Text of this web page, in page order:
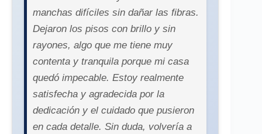
manchas difíciles sin dañar las fibras.
Dejaron los pisos con brillo y sin
rayones, algo que me tiene muy
contenta y tranquila porque mi casa
quedó impecable. Estoy realmente
satisfecha y agradecida por la
dedicación y el cuidado que pusieron
en cada detalle. Sin duda, volvería a